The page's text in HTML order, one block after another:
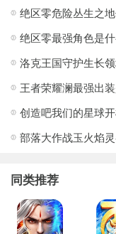
绝区零最强角色是
同类推荐